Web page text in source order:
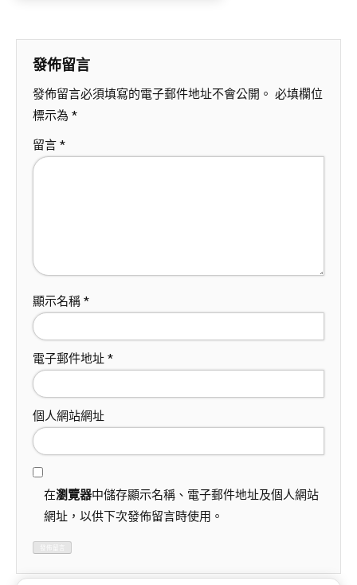
發佈留言
發佈留言必須填寫的電子郵件地址不會公開。 必填欄位
標示為 *
留言 *
顯示名稱 *
電子郵件地址 *
個人網站網址
在瀏覽器中儲存顯示名稱、電子郵件地址及個人網站
網址，以供下次發佈留言時使用。